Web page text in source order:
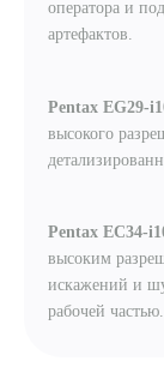
оператора и
артефактов.
Pentax EG29-i1
высокого
Pentax EC34-
высоким
искажений и
рабочей частью.